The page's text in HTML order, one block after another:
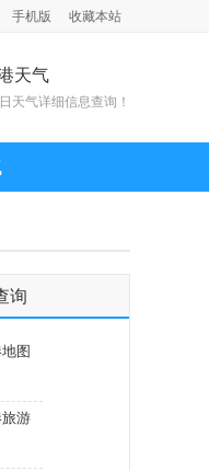
手机版 收藏本站
天气
天气详细信息查询！
询
图
游